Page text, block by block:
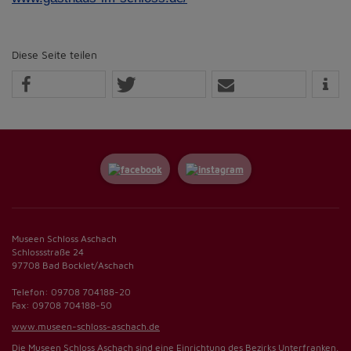
Diese Seite teilen
Museen Schloss Aschach
Schlossstraße 24
97708 Bad Bocklet/Aschach
Telefon: 09708 704188-20
Fax: 09708 704188-50
www.museen-schloss-aschach.de
Die Museen Schloss Aschach sind eine Einrichtung des Bezirks Unterfranken.